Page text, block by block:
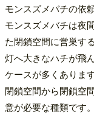
モンスズメバチの依
モンスズメバチは夜
た閉鎖空間に営巣す
灯へ大きなハチが飛
ケースが多くあります
閉鎖空間から閉鎖空
意が必要な種類です。